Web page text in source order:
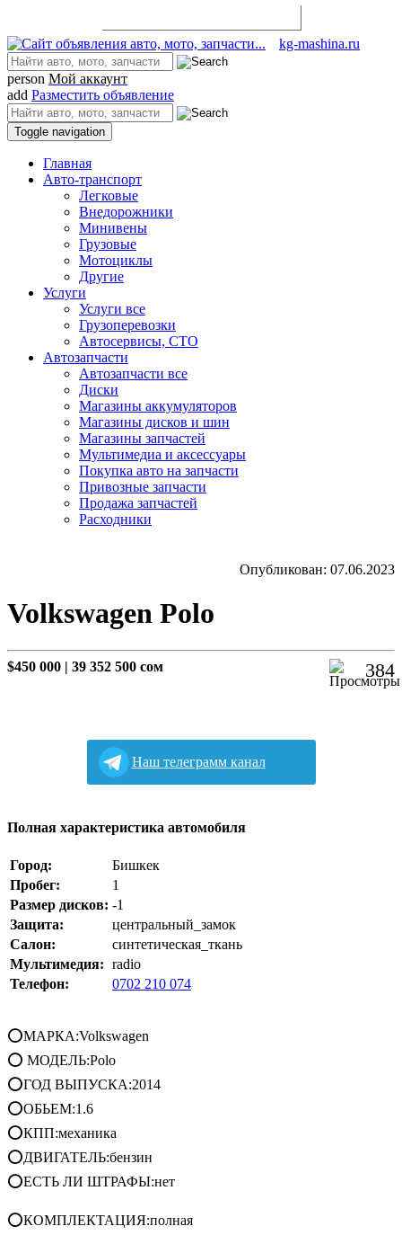
kg-mashina.ru
person Мой аккаунт
add Разместить объявление
Toggle navigation
Главная
Авто-транспорт
Легковые
Внедорожники
Минивены
Грузовые
Мотоциклы
Другие
Услуги
Услуги все
Грузоперевозки
Автосервисы, СТО
Автозапчасти
Автозапчасти все
Диски
Магазины аккумуляторов
Магазины дисков и шин
Магазины запчастей
Мультимедиа и аксессуары
Покупка авто на запчасти
Привозные запчасти
Продажа запчастей
Расходники
Опубликован: 07.06.2023
Volkswagen Polo
$450 000 | 39 352 500 сом 384
Наш телеграмм канал
Полная характеристика автомобиля
Город:
Бишкек
Пробег:
1
Размер дисков: -1
Защита:
центральный_замок
Салон:
синтетическая_ткань
Мультимедия: radio
Телефон:
0702 210 074
⭕МАРКА:Volkswagen
⭕ МОДЕЛЬ:Polo
⭕ГОД ВЫПУСКА:2014
⭕ОБЬЕМ:1.6
⭕КПП:механика
⭕ДВИГАТЕЛЬ:бензин
⭕ЕСТЬ ЛИ ШТРАФЫ:нет
⭕КОМПЛЕКТАЦИЯ:полная